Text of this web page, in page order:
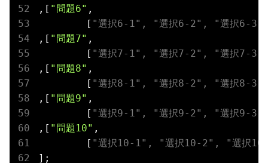
,[ "問題6" ,
	[
"選択6-1" , "選択6-2" , "選択6-3"
,[ "問題7" ,
	[
"選択7-1" , "選択7-2" , "選択7-3"
,[ "問題8" ,
	[
"選択8-1" , "選択8-2" , "選択8-3"
,[ "問題9" ,
	[
"選択9-1" , "選択9-2" , "選択9-3"
,[ "問題10" ,
	[
"選択10-1" , "選択10-2" ,
"選択